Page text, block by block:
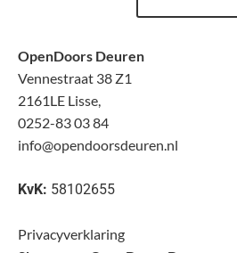
OpenDoors Deuren
Vennestraat 38 Z1
2161LE Lisse,
0252-83 03 84
info@opendoorsdeuren.nl
KvK: 58102655
Privacyverklaring